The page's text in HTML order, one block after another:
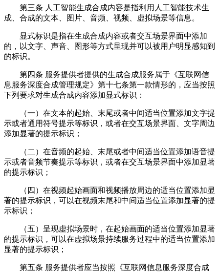
第三条 人工智能生成合成内容是指利用人工智能技术生
成、合成的文本、图片、音频、视频、虚拟场景等信息。
显式标识是指在生成合成内容或者交互场景界面中添加
的，以文字、声音、图形等方式呈现并可以被用户明显感知到
的标识。
第四条 服务提供者提供的生成合成服务属于《互联网信
息服务深度合成管理规定》第十七条第一款情形的，应当按照
下列要求对生成合成内容添加显式标识：
（一）在文本的起始、末尾或者中间适当位置添加文字提
示或者通用符号提示等标识，或者在交互场景界面、文字周边
添加显著的提示标识；
（二）在音频的起始、末尾或者中间适当位置添加语音提
示或者音频节奏提示等标识，或者在交互场景界面中添加显著
的提示标识；
（四）在视频起始画面和视频播放周边的适当位置添加显
著的提示标识，可以在视频末尾和中间适当位置添加显著的提
示标识；
（五）呈现虚拟场景时，在起始画面的适当位置添加显著
的提示标识，可以在虚拟场景持续服务过程中的适当位置添加
显著的提示标识；
第五条 服务提供者应当按照《互联网信息服务深度合成